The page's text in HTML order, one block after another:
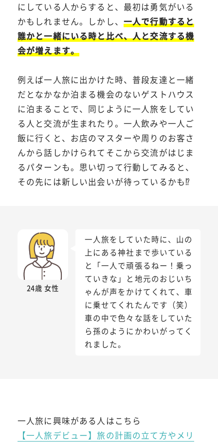
にしている人からすると、最初は勇気がいる
かもしれません。しかし、 一人で行動すると
誰かと一緒にいる時と比べ、人と交流する機
会が増えます。
例えば一人旅に出かけた時、普段友達と一緒
だとなかなか泊まる機会のないゲストハウス
に泊まることで、同じように一人旅をしてい
る人と交流が生まれたり。一人飲みや一人ご
飯に行くと、お店のマスターや周りのお客さ
んから話しかけられてそこから交流がはじま
るパターンも。思い切って行動してみると、
その先には新しい出会いが待っているかも⁉
24歳 女性
一人旅をしていた時に、山の
上にある神社まで歩いている
と「一人で頑張るねー！乗っ
ていきな」と地元のおじいち
ゃんが声をかけてくれて、車
に乗せてくれたんです（笑）
車の中で色々な話をしていた
ら孫のようにかわいがってく
れました。
一人旅に興味がある人はこちら
【一人旅デビュー】旅の計画の立て方やメリ